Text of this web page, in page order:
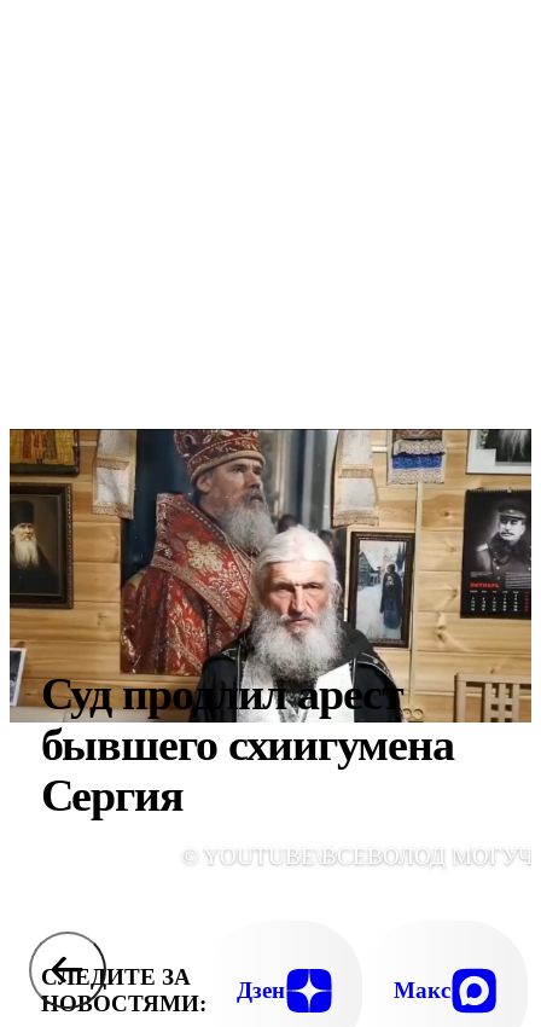
Суд продлил арест
бывшего схиигумена
Сергия
© YOUTUBE\ВСЕВОЛОД
СЛЕДИТЕ ЗА
НОВОСТЯМИ:
Дзен Макс